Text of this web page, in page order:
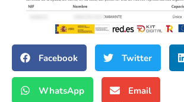
Facebook Twitter
WhatsApp Email